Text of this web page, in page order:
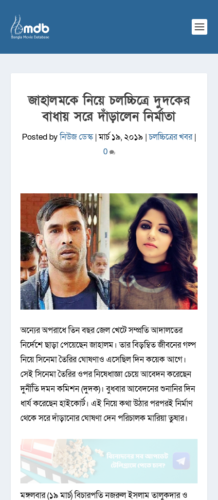
জাহালমকে নিয়ে চলচ্চিত্রে দুদকের
বাধায় সরে দাঁড়ালেন নির্মাতা
Posted byনিউজ ডেস্ক|মার্চ ১৯, ২০১৯ |চলচ্চিত্রের খবর|
0
অন্যের অপরাধে তিন বছর জেল খেটে সম্প্রতি আদালতের
নির্দেশে ছাড়া পেয়েছেন জাহালম। তার বিড়ম্বিত জীবনের গল্প
নিয়ে সিনেমা তৈরির ঘোষণাও এসেছিল দিন কয়েক আগে।
সেই সিনেমা তৈরির ওপর নিষেধাজ্ঞা চেয়ে আবেদন করেছেন
দুর্নীতি দমন কমিশন (দুদক)। বুধবার আবেদনের শুনানির দিন
ধার্য করেছেন হাইকোর্ট। এই নিয়ে কথা উঠার পরপরই নির্মাণ
থেকে সরে দাঁড়ানোর ঘোষণা দেন পরিচালক মারিয়া তুষার।
মঙ্গলবার (১৯ মার্চ) বিচারপতি নজরুল ইসলাম তালুকদার ও